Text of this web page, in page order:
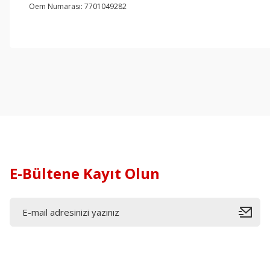
Oem Numarası: 7701049282
E-Bültene Kayıt Olun